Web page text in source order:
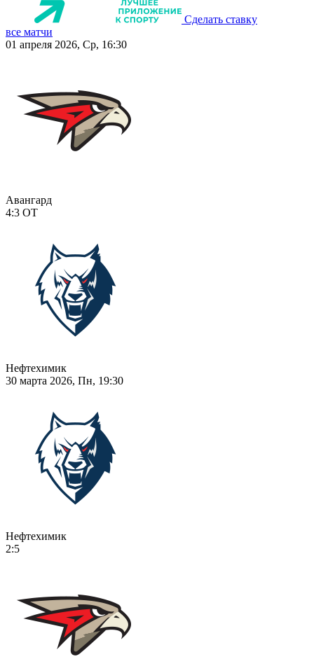
Сделать ставку
все матчи
01 апреля 2026, Ср, 16:30
Авангард
4:3 ОТ
Нефтехимик
30 марта 2026, Пн, 19:30
Нефтехимик
2:5